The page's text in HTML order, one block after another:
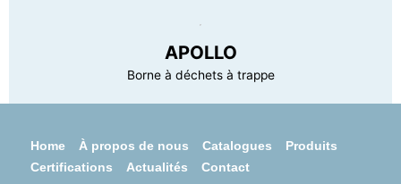
APOLLO
Borne à déchets à trappe
Home À propos de nous Catalogues
Produits
Certifications
Actualités Contact